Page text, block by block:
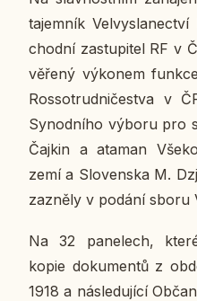
ta­jem­ník
chod­ní za­stu­pi­tel RF v
vě­ře­ný vý­ko­nem
Ros­so­trud­ni­čestva v
Sy­nod­ní­ho výboru pro
Čajkin a ataman
zemí a Slo­ven­ska M.
za­zně­ly v podání sboru
Na 32 pa­ne­lech,
kopie do­ku­men­tů z
1918 a ná­sle­du­jí­cí